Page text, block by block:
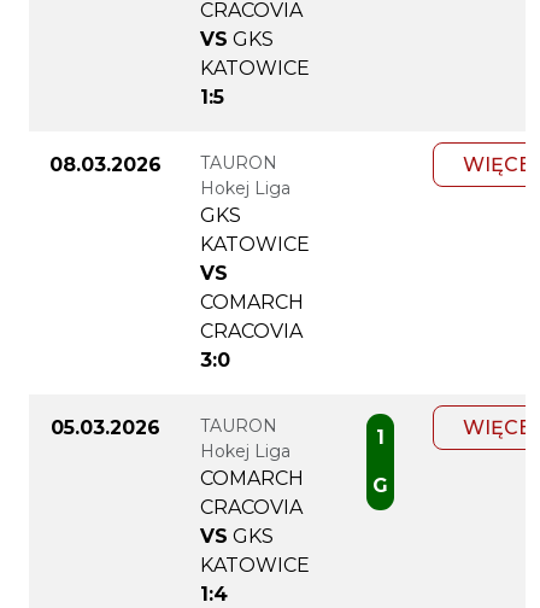
CRACOVIA
VS GKS
KATOWICE
1:5
08.03.2026
TAURON
Hokej Liga
GKS
KATOWICE
VS
COMARCH
CRACOVIA
3:0
WIĘCEJ
05.03.2026
TAURON
Hokej Liga
COMARCH
CRACOVIA
VS GKS
KATOWICE
1:4
1
G
WIĘCEJ